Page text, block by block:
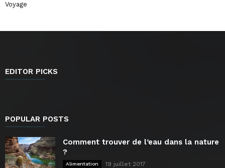
Voyage
EDITOR PICKS
POPULAR POSTS
Comment trouver de l’eau dans la nature
?
Alimentation 19 juillet 2017